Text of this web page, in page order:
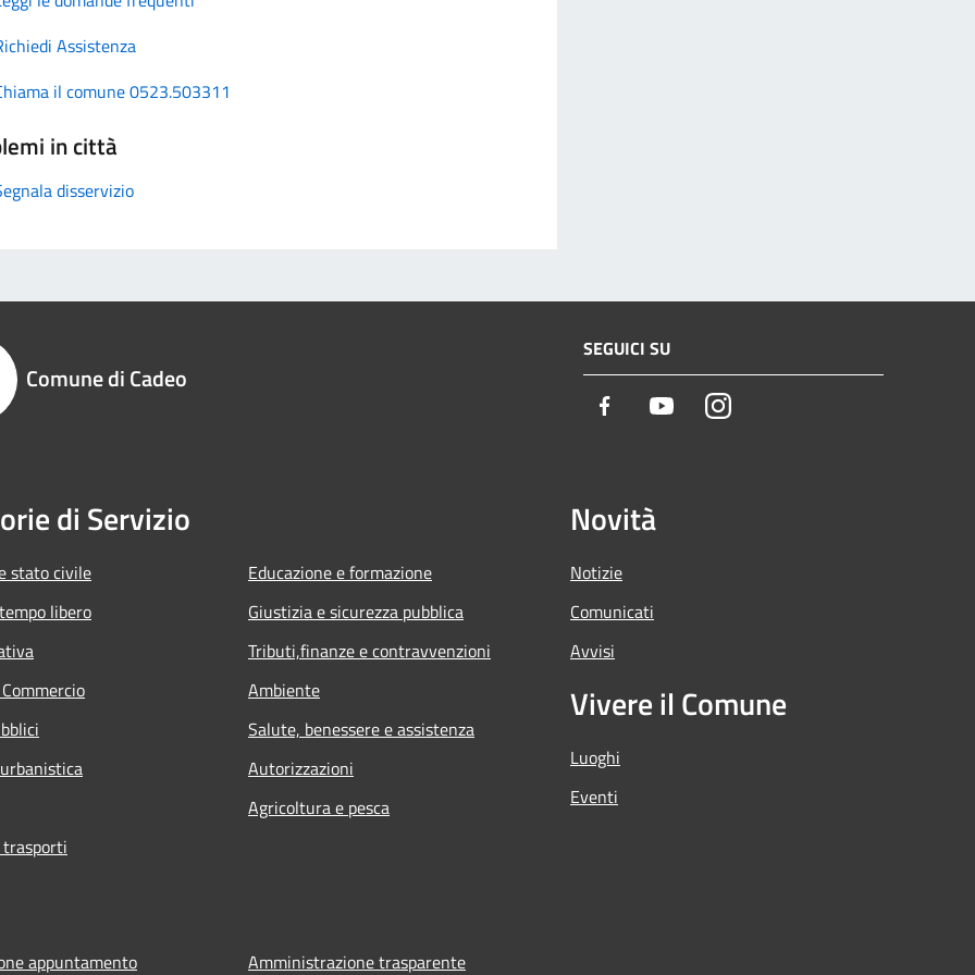
Assistenza
il comune 0523.503311
in città
disservizio
Comune di Cadeo
SEGUICI SU
Facebook YoutubeInstagram
di Servizio
stato civile
libero
Educazione e formazione
Giustizia e sicurezza pubblica
Tributi,finanze e contravvenzioni
Ambiente
Salute, benessere e assistenza
Autorizzazioni
Agricoltura e pesca
Novità
Notizie
Comunicati
Avvisi
Vivere il Comune
Luoghi
Eventi
appuntamento Amministrazione trasparente